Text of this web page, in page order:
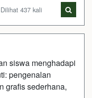
437 kali
siswa menghadapi
pengenalan
grafis sederhana,